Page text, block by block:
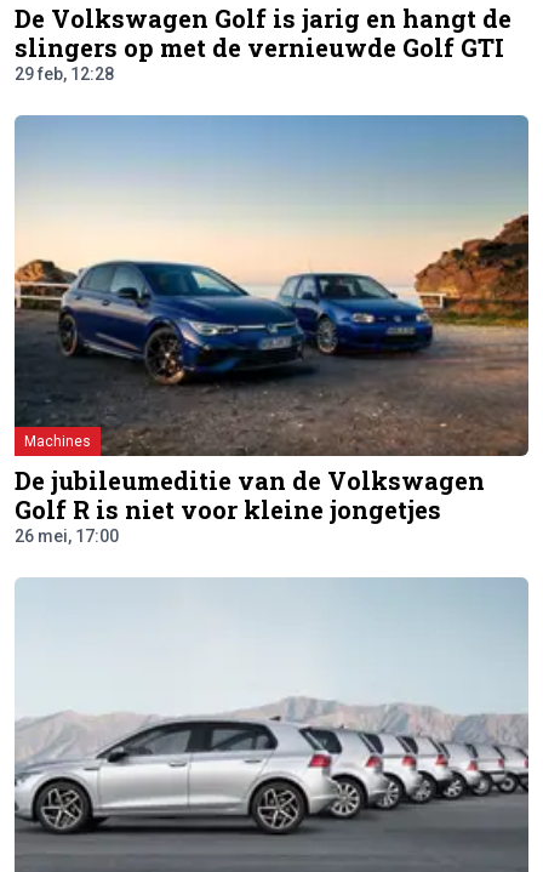
De Volkswagen Golf is jarig en hangt de
slingers op met de vernieuwde Golf GTI
29 feb, 12:28
Machines
De jubileumeditie van de Volkswagen
Golf R is niet voor kleine jongetjes
26 mei, 17:00